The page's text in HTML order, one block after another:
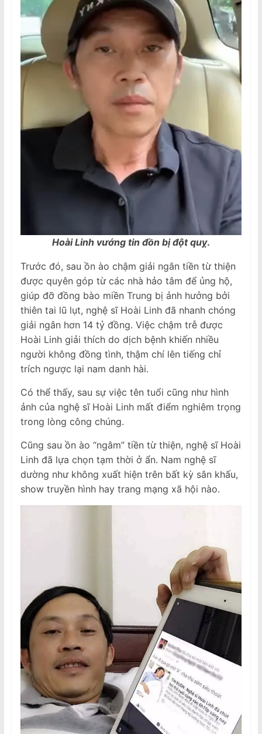
Hoài Linh vướng tin đồn bị đột quỵ.
Trước đó, sau ồn ào chậm giải ngân tiền từ thiện
được quyên góp từ các nhà hảo tâm để ủng hộ,
giúp đỡ đồng bào miền Trung bị ảnh hưởng bởi
thiên tai lũ lụt, nghệ sĩ Hoài Linh đã nhanh chóng
giải ngân hơn 14 tỷ đồng. Việc chậm trễ được
Hoài Linh giải thích do dịch bệnh khiến nhiều
người không đồng tình, thậm chí lên tiếng chỉ
trích ngược lại nam danh hài.
Có thể thấy, sau sự việc tên tuổi cũng như hình
ảnh của nghệ sĩ Hoài Linh mất điểm nghiêm trọng
trong lòng công chúng.
Cũng sau ồn ào “ngâm” tiền từ thiện, nghệ sĩ Hoài
Linh đã lựa chọn tạm thời ở ẩn. Nam nghệ sĩ
dường như không xuất hiện trên bất kỳ sân khấu,
show truyền hình hay trang mạng xã hội nào.